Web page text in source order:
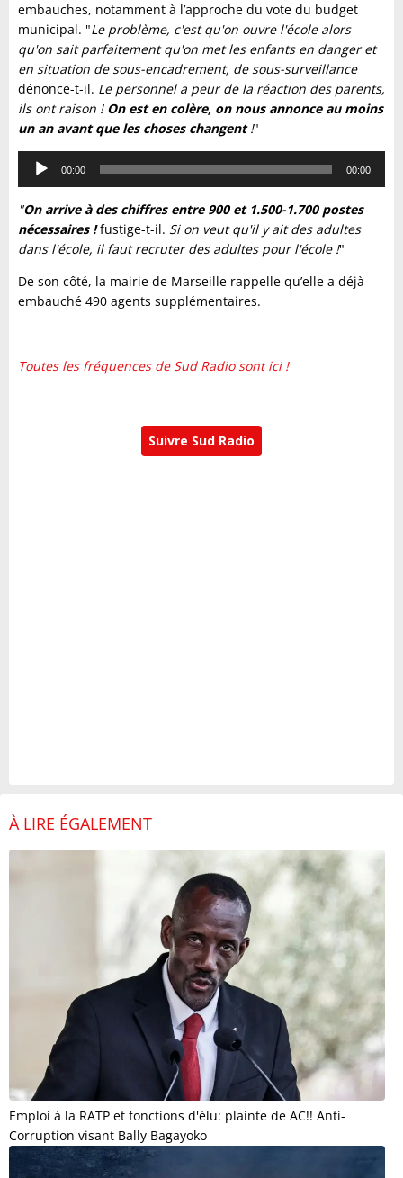
embauches, notamment à l’approche du vote du budget
municipal. "Le problème, c'est qu'on ouvre l'école alors
qu'on sait parfaitement qu'on met les enfants en danger et
en situation de sous-encadrement, de sous-surveillance
dénonce-t-il. Le personnel a peur de la réaction des parents,
ils ont raison ! On est en colère, on nous annonce au moins
un an avant que les choses changent!"
Lecteur
audio
00:00 00:00
"Onarrive à des chiffres entre 900 et 1.500-1.700 postes
nécessaires !fustige-t-il. Si on veut qu'il y ait des adultes
dans l'école, il faut recruter des adultes pour l'école !"
De son côté, la mairie de Marseille rappelle qu’elle a déjà
embauché 490 agents supplémentaires.
Toutes les fréquences de Sud Radio sont ici !
Suivre Sud Radio
À LIRE ÉGALEMENT
Emploi à la RATP et fonctions d'élu: plainte de AC!! Anti-
Corruption visant Bally Bagayoko